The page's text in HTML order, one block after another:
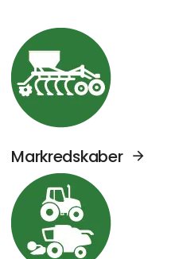
Markredskaber